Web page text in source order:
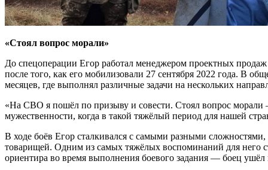
«Стоял вопрос морали»
До спецоперации Егор работал менеджером проектных
после того, как его мобилизовали 27 сентября 2022 года. В
месяцев, где выполнял различные задачи на нескольких
«На СВО я пошёл по призыву и совести. Стоял вопрос
мужественности, когда в такой тяжёлый период для нашей
В ходе боёв Егор сталкивался с самыми разными
товарищей. Одним из самых тяжёлых воспоминаний для него
ориентира во время выполнения боевого задания — боец